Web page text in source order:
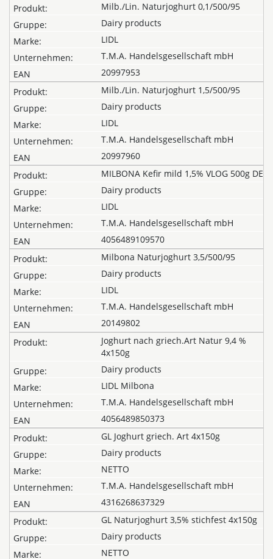
Milb./Lin. Naturjoghurt 0,1/500/95
Dairy products
LIDL
T.M.A. Handelsgesellschaft mbH
20997953
Milb./Lin. Naturjoghurt 1,5/500/95
Dairy products
LIDL
T.M.A. Handelsgesellschaft mbH
20997960
MILBONA Kefir mild 1,5% VLOG 500g DE
Dairy products
LIDL
T.M.A. Handelsgesellschaft mbH
4056489109570
Milbona Naturjoghurt 3,5/500/95
Dairy products
LIDL
T.M.A. Handelsgesellschaft mbH
20149802
Joghurt nach griech.Art Natur 9,4 %
4x150g
Dairy products
LIDL Milbona
T.M.A. Handelsgesellschaft mbH
4056489850373
GL Joghurt griech. Art 4x150g
Dairy products
NETTO
T.M.A. Handelsgesellschaft mbH
4316268637329
GL Naturjoghurt 3,5% stichfest 4x150g
Dairy products
NETTO